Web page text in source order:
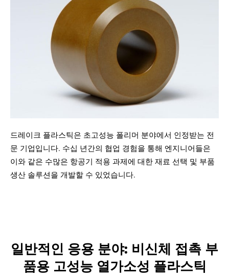
드레이크 플라스틱은 초고성능 폴리머 분야에서 인정받는 전
문 기업입니다. 수십 년간의 협업 경험을 통해 엔지니어들은
이와 같은 수많은 항공기 적용 과제에 대한 재료 선택 및 부품
생산 솔루션을 개발할 수 있었습니다.
일반적인 응용 분야: 비신체 접촉 부
품용 고성능 열가소성 플라스틱